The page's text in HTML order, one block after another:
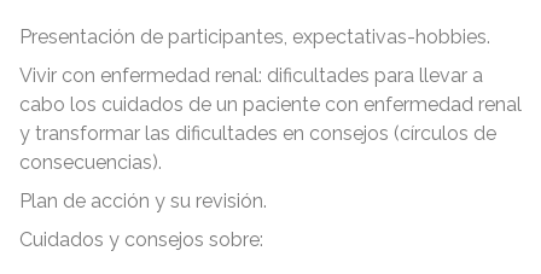
Presentación de participantes, expectativas-hobbies.
Vivir con enfermedad renal: dificultades para llevar a
cabo los cuidados de un paciente con enfermedad renal
y transformar las dificultades en consejos (círculos de
consecuencias).
Plan de acción y su revisión.
Cuidados y consejos sobre: